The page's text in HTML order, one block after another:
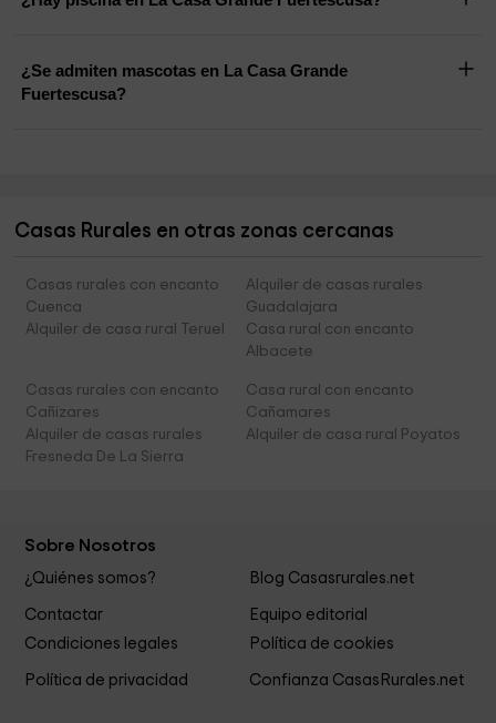
¿Se admiten mascotas en La Casa Grande
Fuertescusa?
Casas Rurales en otras zonas cercanas
Casas rurales con encanto
Cuenca
Alquiler de casas rurales
Guadalajara
Alquiler de casa rural Teruel
Casa rural con encanto
Albacete
Casas rurales con encanto
Cañizares
Casa rural con encanto
Cañamares
Alquiler de casas rurales
Fresneda De La Sierra
Alquiler de casa rural Poyatos
Sobre Nosotros
¿Quiénes somos? Blog Casasrurales.net
Contactar
Equipo editorial
Condiciones legales
Política de cookies
Política de privacidad Confianza CasasRurales.net